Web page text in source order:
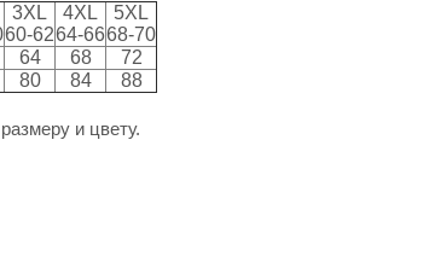
3XL
60-62
4XL
64-66
5XL
68-70
64 68
72
80 84 88
и цвету.